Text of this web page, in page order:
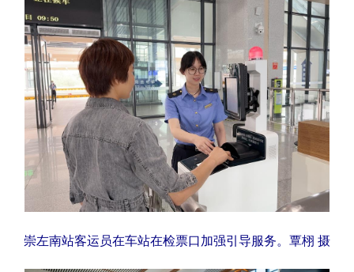
台湾 思客智库 全球连线 教育
科技 科普 体育 文化
健康 军事 访谈 视频
图片 中央文件 金融 汽车
食品 人居 信息化 乡村振兴
溯源中国 城市 旅游 能源
会展 彩票 娱乐 时尚
悦读 公益 书画 一带一路
崇左南站客运员在车站在检票口加强引导服务。覃栩 摄